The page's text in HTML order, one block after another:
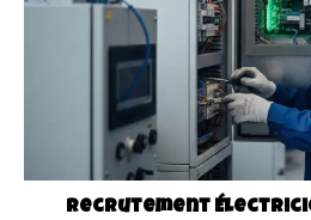
Recrutement